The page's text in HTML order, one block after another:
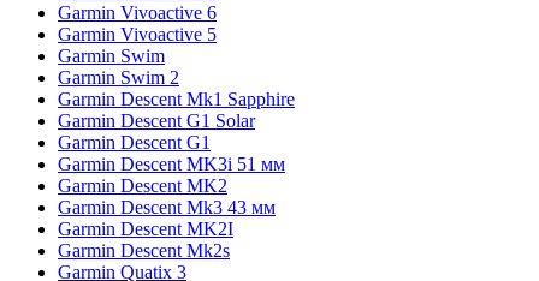
Garmin Vivoactive 6
Garmin Vivoactive 5
Garmin Swim
Garmin Swim 2
Garmin Descent Mk1 Sapphire
Garmin Descent G1 Solar
Garmin Descent G1
Garmin Descent MK3i 51 мм
Garmin Descent MK2
Garmin Descent Mk3 43 мм
Garmin Descent MK2I
Garmin Descent Mk2s
Garmin Quatix 3